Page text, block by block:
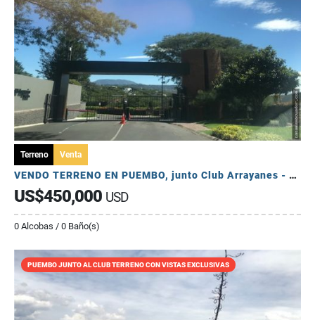
Terreno Venta
VENDO TERRENO EN PUEMBO, junto Club Arrayanes - VISTA ESPECTACULAR
US$450,000 USD
0 Alcobas / 0 Baño(s)
PUEMBO JUNTO AL CLUB TERRENO CON VISTAS EXCLUSIVAS